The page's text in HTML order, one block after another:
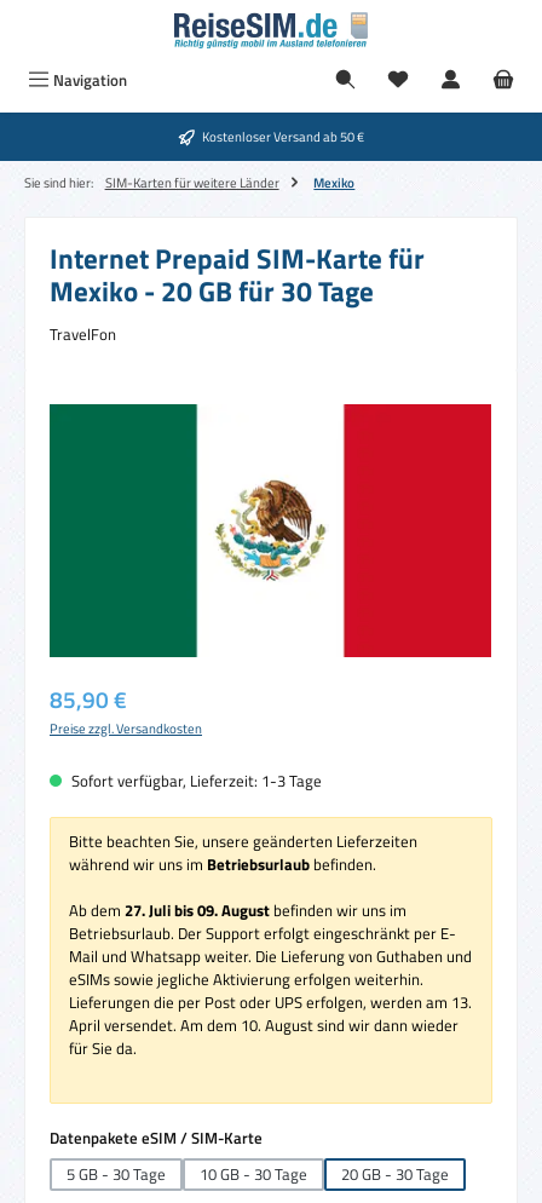
Zum Hauptinhalt springen
Navigation
Kostenloser Versand ab 50 €
Sie sind hier: SIM-Karten für weitere Länder Mexiko
Internet Prepaid SIM-Karte für
Mexiko - 20 GB für 30 Tage
TravelFon
Bildergalerie überspringen
Regulärer Preis:
85,90 €
Preise zzgl. Versandkosten
Sofort verfügbar, Lieferzeit: 1-3 Tage
Bitte beachten Sie, unsere geänderten Lieferzeiten
während wir uns im Betriebsurlaub befinden.
Ab dem 27. Juli bis 09. August befinden wir uns im
Betriebsurlaub. Der Support erfolgt eingeschränkt per E-
Mail und Whatsapp weiter. Die Lieferung von Guthaben und
eSIMs sowie jegliche Aktivierung erfolgen weiterhin.
Lieferungen die per Post oder UPS erfolgen, werden am 13.
April versendet. Am dem 10. August sind wir dann wieder
für Sie da.
Datenpakete eSIM / SIM-Karte
5 GB - 30 Tage
10 GB - 30 Tage
20 GB - 30 Tage